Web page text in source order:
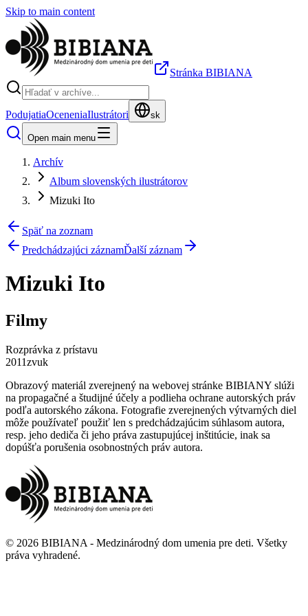
Skip to main content
Stránka BIBIANA
PodujatiaOceneniaIlustrátori sk
Open main menu
Archív
Album slovenských ilustrátorov
Mizuki Ito
Späť na zoznam
Predchádzajúci záznamĎalší záznam
Mizuki Ito
Filmy
Rozprávka z prístavu
2011zvuk
Obrazový materiál zverejnený na webovej stránke BIBIANY slúži
na propagačné a študijné účely a podlieha ochrane autorských práv
podľa autorského zákona. Fotografie zverejnených výtvarných diel
môže používateľ použiť len s predchádzajúcim súhlasom autora,
resp. jeho dediča či jeho práva zastupujúcej inštitúcie, inak sa
dopúšťa porušenia osobnostných práv autora.
© 2026 BIBIANA - Medzinárodný dom umenia pre deti. Všetky
práva vyhradené.